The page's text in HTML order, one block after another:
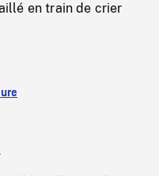
en train de crier